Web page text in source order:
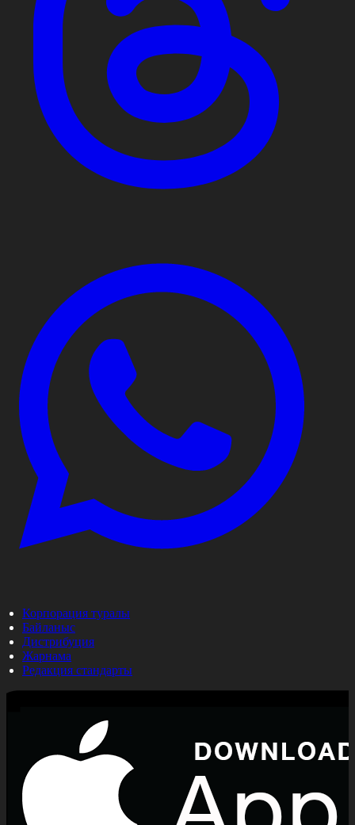
Корпорация туралы
Байланыс
Дистрибуция
Жарнама
Редакция стандарты